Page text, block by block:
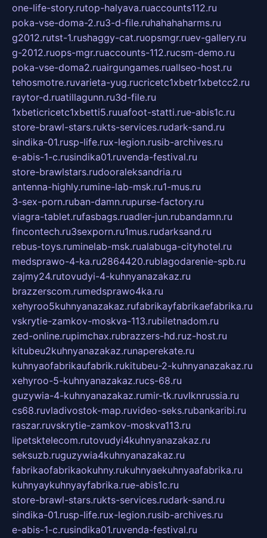
one-life-story.rutop-halyava.ruaccounts112.ru
poka-vse-doma-2.ru3-d-file.ruhahahaharms.ru
g2012.rutst-1.rushaggy-cat.ruopsmgr.ruev-gallery.ru
g-2012.ruops-mgr.ruaccounts-112.rucsm-demo.ru
poka-vse-doma2.ruairgungames.ruallseo-host.ru
tehosmotre.ruvarieta-yug.rucricetc1xbetr1xbetcc2.ru
raytor-d.ruatillagunn.ru3d-file.ru
1xbeticricetc1xbetti5.ruuafoot-statti.rue-abis1c.ru
store-brawl-stars.rukts-services.rudark-sand.ru
sindika-01.rusp-life.rux-legion.rusib-archives.ru
e-abis-1-c.rusindika01.ruvenda-festival.ru
store-brawlstars.rudooraleksandria.ru
antenna-highly.rumine-lab-msk.ru1-mus.ru
3-sex-porn.ruban-damn.rupurse-factory.ru
viagra-tablet.rufasbags.ruadler-jun.rubandamn.ru
fincontech.ru3sexporn.ru1mus.rudarksand.ru
rebus-toys.ruminelab-msk.rualabuga-cityhotel.ru
medsprawo-4-ka.ru2864420.rublagodarenie-spb.ru
zajmy24.rutovudyi-4-kuhnyanazakaz.ru
brazzerscom.rumedsprawo4ka.ru
xehyroo5kuhnyanazakaz.rufabrikayfabrikaefabrika.ru
vskrytie-zamkov-moskva-113.rubiletnadom.ru
zed-online.rupimchax.rubrazzers-hd.ruz-host.ru
kitubeu2kuhnyanazakaz.runaperekate.ru
kuhnyaofabrikaufabrik.rukitubeu-2-kuhnyanazakaz.ru
xehyroo-5-kuhnyanazakaz.rucs-68.ru
guzywia-4-kuhnyanazakaz.rumir-tk.ruvlknrussia.ru
cs68.ruvladivostok-map.ruvideo-seks.rubankaribi.ru
raszar.ruvskrytie-zamkov-moskva113.ru
lipetsktelecom.rutovudyi4kuhnyanazakaz.ru
seksuzb.ruguzywia4kuhnyanazakaz.ru
fabrikaofabrikaokuhny.rukuhnyaekuhnyaafabrika.ru
kuhnyaykuhnyayfabrika.rue-abis1c.ru
store-brawl-stars.rukts-services.rudark-sand.ru
sindika-01.rusp-life.rux-legion.rusib-archives.ru
e-abis-1-c.rusindika01.ruvenda-festival.ru